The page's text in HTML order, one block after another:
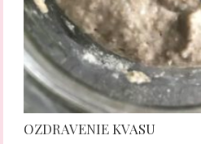
OZDRAVENIE KVASU